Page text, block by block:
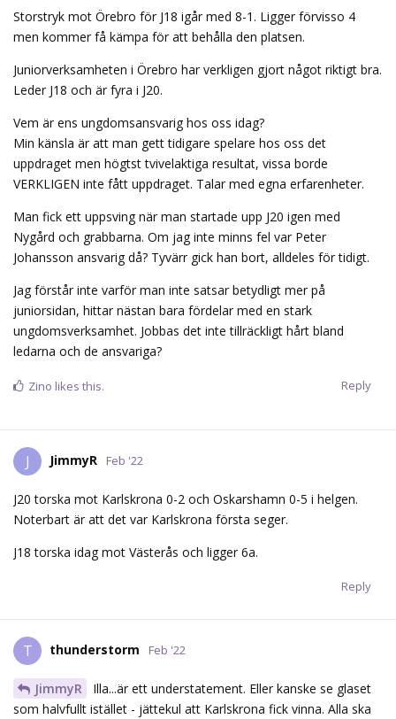
Storstryk mot Örebro för J18 igår med 8-1. Ligger förvisso 4
men kommer få kämpa för att behålla den platsen.
Juniorverksamheten i Örebro har verkligen gjort något riktigt bra.
Leder J18 och är fyra i J20.
Vem är ens ungdomsansvarig hos oss idag?
Min känsla är att man gett tidigare spelare hos oss det
uppdraget men högtst tvivelaktiga resultat, vissa borde
VERKLIGEN inte fått uppdraget. Talar med egna erfarenheter.
Man fick ett uppsving när man startade upp J20 igen med
Nygård och grabbarna. Om jag inte minns fel var Peter
Johansson ansvarig då? Tyvärr gick han bort, alldeles för tidigt.
Jag förstår inte varför man inte satsar betydligt mer på
juniorsidan, hittar nästan bara fördelar med en stark
ungdomsverksamhet. Jobbas det inte tillräckligt hårt bland
ledarna och de ansvariga?
Reply
Zino likes this.
J JimmyR Feb '22
J20 torska mot Karlskrona 0-2 och Oskarshamn 0-5 i helgen.
Noterbart är att det var Karlskrona första seger.
J18 torska idag mot Västerås och ligger 6a.
Reply
T thunderstorm Feb '22
JimmyR
Illa...är ett understatement. Eller kanske se glaset
som halvfullt istället - jättekul att Karlskrona fick vinna. Alla ska